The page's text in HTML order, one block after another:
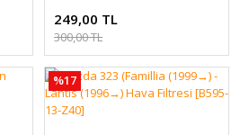
249,00 TL
300,00 TL
%17